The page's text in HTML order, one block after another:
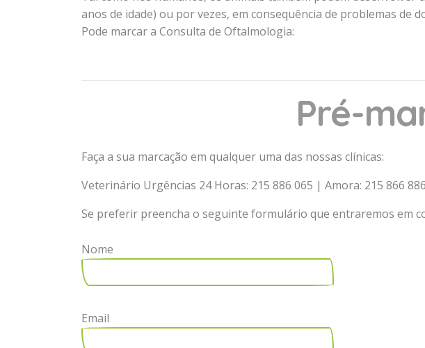
anos de idade) ou por vezes, em consequência de problemas de
Pode marcar a Consulta de Oftalmologia:
Pré-
Faça a sua marcação em qualquer uma das nossas clínicas:
Veterinário Urgências 24 Horas: 215 886 065 | Amora: 215 866
Se preferir preencha o seguinte formulário que entraremos em
Nome
Email